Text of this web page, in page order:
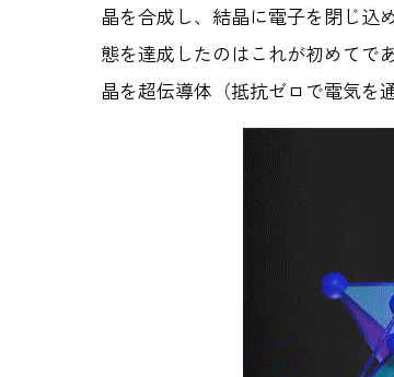
晶を合成し、結晶に電子を閉じ込
態を達成したのはこれが初めてで
晶を超伝導体（抵抗ゼロで電気を